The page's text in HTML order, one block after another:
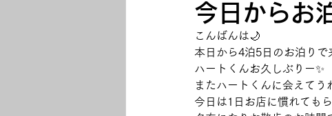
今日からお
こんばんは🌙
本日から4泊5日のお泊り
ハートくんお久しぶりー✨
またハートくんに会えてう
今日は1日お店に慣れても